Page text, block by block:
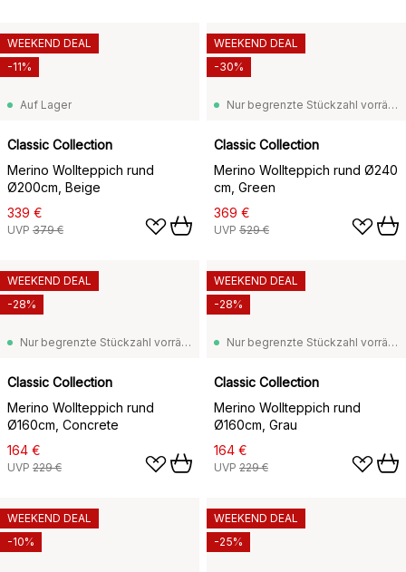
Auf Lager
Classic Collection
Merino Wollteppich rund
Ø200cm, Beige
339 €
UVP 379 €
WEEKEND DEAL
-11%
Nur begrenzte Stückzahl vorrätig
Classic Collection
Merino Wollteppich rund Ø240
cm, Green
369 €
UVP 529 €
WEEKEND DEAL
-30%
Nur begrenzte Stückzahl vorrätig
Classic Collection
Merino Wollteppich rund
Ø160cm, Concrete
164 €
UVP 229 €
WEEKEND DEAL
-28%
Nur begrenzte Stückzahl vorrätig
Classic Collection
Merino Wollteppich rund
Ø160cm, Grau
164 €
UVP 229 €
WEEKEND DEAL
-28%
WEEKEND DEAL
-10%
WEEKEND DEAL
-25%